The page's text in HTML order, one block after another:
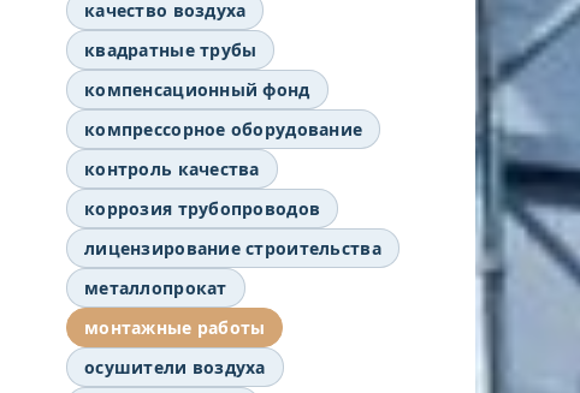
качество воздуха
квадратные трубы
компенсационный фонд
компрессорное оборудование
контроль качества
коррозия трубопроводов
лицензирование строительства
металлопрокат
монтажные работы
осушители воздуха